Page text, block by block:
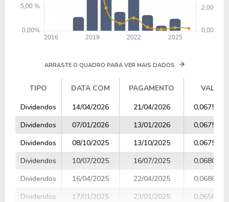
ARRASTE O QUADRO PARA VER MAIS DADOS
TIPO DATA COM PAGAMENTO
VALOR
TIPO
DATA COM PAGAMENTO VALOR
Dividendos 14/04/2026 21/04/2026
Dividendos
07/01/2026 13/01/2026
Dividendos
08/10/2025 13/10/2025
Dividendos
10/07/2025 16/07/2025
Dividendos
16/04/2025 22/04/2025
Dividendos
17/01/2025 23/01/2025